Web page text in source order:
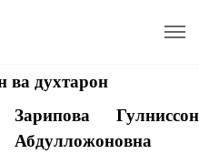
ва духтарон
Зарипова Гулниссон
Абдулложоновна